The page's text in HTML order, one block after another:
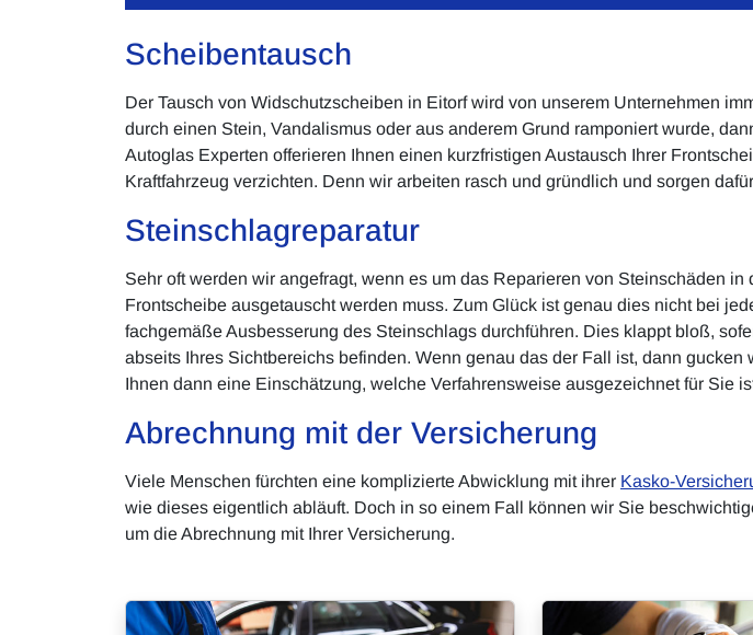
Scheibentausch
Der Tausch von Widschutzscheiben in Eitorf wird von unserem Unternehmen
durch einen Stein, Vandalismus oder aus anderem Grund ramponiert wurde,
Autoglas Experten offerieren Ihnen einen kurzfristigen Austausch Ihrer
Kraftfahrzeug verzichten. Denn wir arbeiten rasch und gründlich und sorgen
Steinschlagreparatur
Sehr oft werden wir angefragt, wenn es um das Reparieren von Steinschäden
Frontscheibe ausgetauscht werden muss. Zum Glück ist genau dies nicht bei
fachgemäße Ausbesserung des Steinschlags durchführen. Dies klappt bloß,
abseits Ihres Sichtbereichs befinden. Wenn genau das der Fall ist, dann
Ihnen dann eine Einschätzung, welche Verfahrensweise ausgezeichnet für Sie
Abrechnung mit der Versicherung
Viele Menschen fürchten eine komplizierte Abwicklung mit ihrer Kasko-
wie dieses eigentlich abläuft. Doch in so einem Fall können wir Sie
um die Abrechnung mit Ihrer Versicherung.